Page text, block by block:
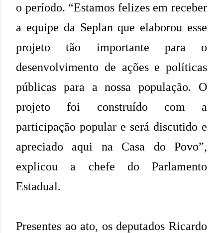
o período. “Estamos felizes em receber
a equipe da Seplan que elaborou esse
projeto tão importante para o
desenvolvimento de ações e políticas
públicas para a nossa população. O
projeto foi construído com a
participação popular e será discutido e
apreciado aqui na Casa do Povo”,
explicou a chefe do Parlamento
Estadual.
Presentes ao ato, os deputados Ricardo